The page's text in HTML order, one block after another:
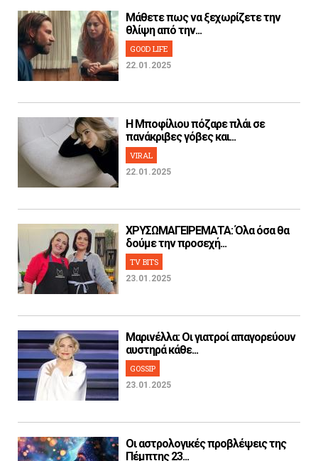
Μάθετε πως να ξεχωρίζετε την
θλίψη από την...
GOOD LIFE
22.01.2025
H Μποφίλιου πόζαρε πλάι σε
πανάκριβες γόβες και...
VIRAL
22.01.2025
ΧΡΥΣΩΜΑΓΕΙΡΕΜΑΤΑ: Όλα όσα θα
δούμε την προσεχή...
TV BITS
23.01.2025
Μαρινέλλα: Οι γιατροί απαγορεύουν
αυστηρά κάθε...
GOSSIP
23.01.2025
Οι αστρολογικές προβλέψεις της
Πέμπτης 23...